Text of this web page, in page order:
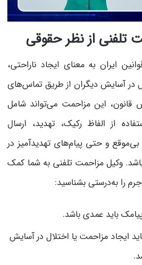
تلفنی از نظر حقوقی
ایران به معنای ایجاد ناراحتی،
در آسایش دیگران از طریق تماس‌های
قانون، این مزاحمت می‌تواند شامل
از الفاظ رکیک، تهدید، ارسال
و حتی پیام‌های تهدیدآمیز در
وکیل مزاحمت تلفنی به شما کمک
را به‌درستی بشناسید:
باید عمدی باشد.
ایجاد مزاحمت یا اختلال در آسایش